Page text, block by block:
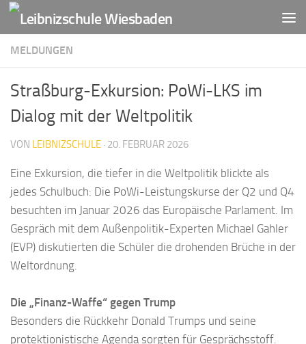
Zum Inhalt springen
MELDUNGEN
Straßburg-Exkursion: PoWi-LKS im
Dialog mit der Weltpolitik
VON LEIBNIZSCHULE · 20. FEBRUAR 2026
Eine Exkursion, die tiefer in die Weltpolitik blickte als
jedes Schulbuch: Die PoWi-Leistungskurse der Q2 und Q4
besuchten im Januar 2026 das Europäische Parlament. Im
Gespräch mit dem Außenpolitik-Experten Michael Gahler
(EVP) diskutierten die Schüler die drohenden Brüche in der
Weltordnung.
Die „Finanz-Waffe“ gegen Trump
Besonders die Rückkehr Donald Trumps und seine
protektionistische Agenda sorgten für Gesprächsstoff.